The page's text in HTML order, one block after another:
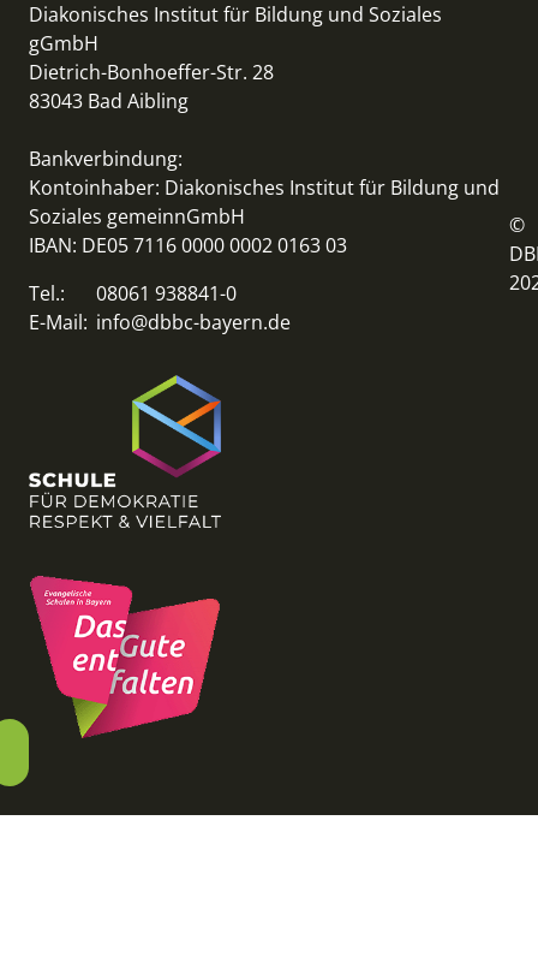
Diakonisches Institut für Bildung und Soziales
gGmbH
Dietrich-Bonhoeffer-Str. 28
83043 Bad Aibling
Bankverbindung:
Kontoinhaber: Diakonisches Institut für Bildung und
Soziales gemeinnGmbH
IBAN: DE05 7116 0000 0002 0163 03
Tel.:
08061 938841-0
E-Mail: info@dbbc-bayern.de
©